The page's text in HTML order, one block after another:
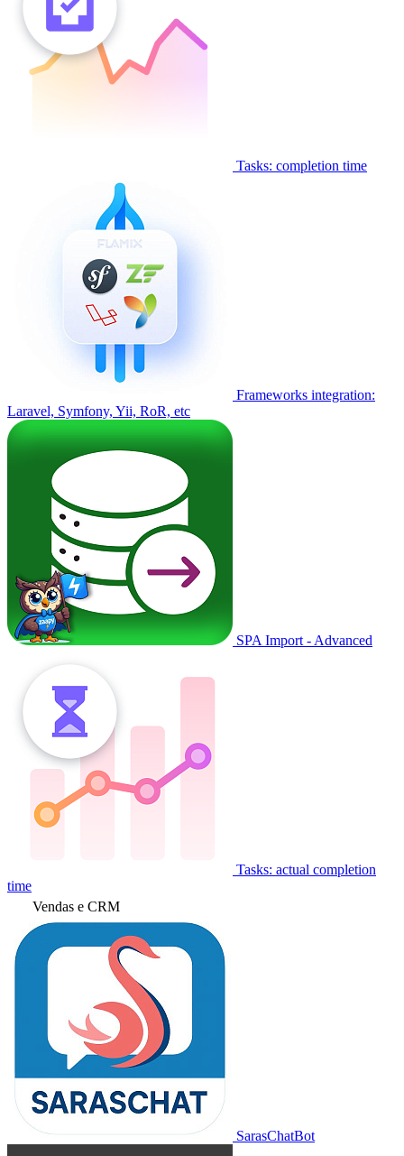
Tasks: completion time
Frameworks integration:
Laravel, Symfony, Yii, RoR, etc
SPA Import - Advanced
Tasks: actual completion
time
Vendas e CRM
SarasChatBot